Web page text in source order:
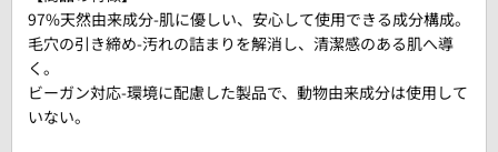
97%天然由来成分-肌に優しい、安心して使用できる成分構成。
毛穴の引き締め-汚れの詰まりを解消し、清潔感のある肌へ導
く。
ビーガン対応-環境に配慮した製品で、動物由来成分は使用して
いない。